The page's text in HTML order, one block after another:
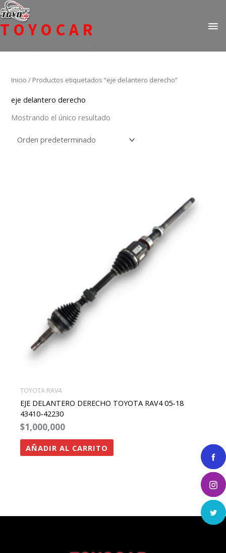
Ir
al
contenido
TOYOCAR
Inicio / Productos etiquetados “eje delantero derecho”
eje delantero derecho
Mostrando el único resultado
TOYOTA RAV4
EJE DELANTERO DERECHO TOYOTA RAV4 05-18
43410-42230
$1,000,000
AÑADIR AL CARRITO